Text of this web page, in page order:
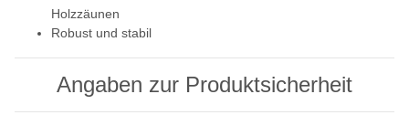
Holzzäunen
Robust und stabil
Angaben zur Produktsicherheit